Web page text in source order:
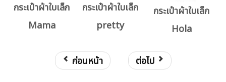
กระเป๋าผ้าใบเล็ก
Mama
กระเป๋าผ้าใบเล็ก
pretty
กระเป๋าผ้าใบเล็ก
Hola
ก่อนหน้า ต่อไป